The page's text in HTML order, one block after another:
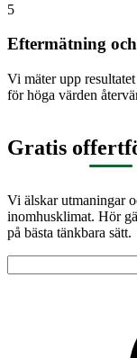
5
Eftermätning
Vi mäter upp
för höga värden
Gratis
Vi älskar utmaningar
inomhusklimat. Hör
på bästa tänkbara sätt.